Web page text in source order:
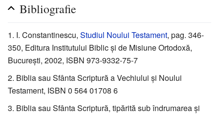
Bibliografie
I. Constantinescu, Studiul Noului Testament, pag. 346-
350, Editura Institutului Biblic şi de Misiune Ortodoxă,
Bucureşti, 2002, ISBN 973-9332-75-7
Biblia sau Sfânta Scriptură a Vechiului şi Noului
Testament, ISBN 0 564 01708 6
Biblia sau Sfânta Scriptură, tipărită sub îndrumarea şi